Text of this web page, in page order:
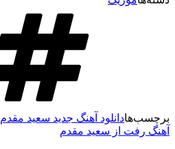
دانلود آهنگ جدید سعید مقدم،
رفت از سعید مقدم